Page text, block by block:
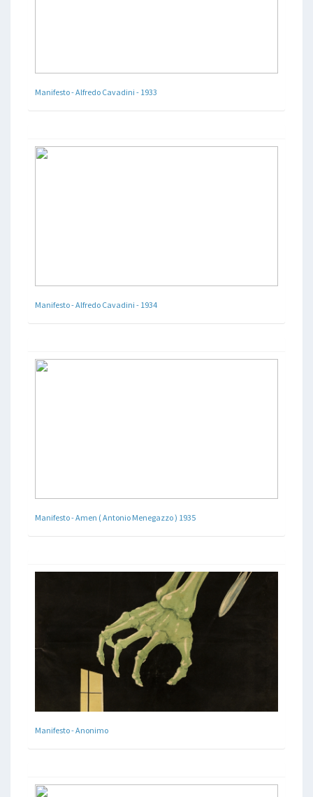
Manifesto - Alfredo Cavadini - 1933
Manifesto - Alfredo Cavadini - 1934
Manifesto - Amen ( Antonio Menegazzo ) 1935
Manifesto - Anonimo